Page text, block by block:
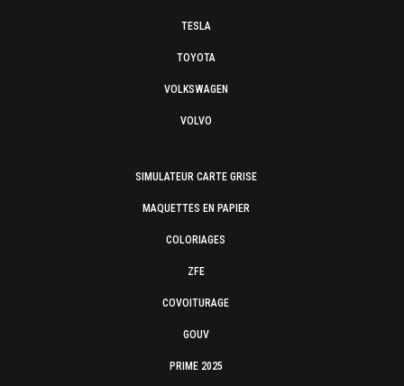
TESLA
TOYOTA
VOLKSWAGEN
VOLVO
SIMULATEUR CARTE GRISE
MAQUETTES EN PAPIER
COLORIAGES
ZFE
COVOITURAGE
GOUV
PRIME 2025